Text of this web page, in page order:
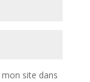
site dans